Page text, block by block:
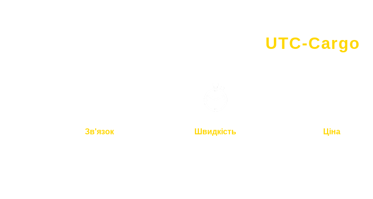
UTC-Cargo
Зв'язок
Швидкість
Ціна